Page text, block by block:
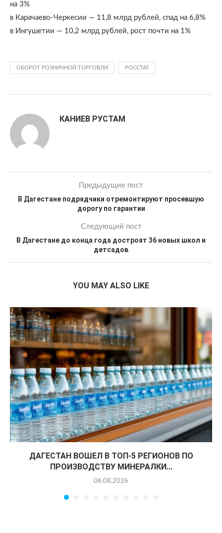
на 3%
в Карачаево-Черкесии — 11,8 млрд рублей, спад на 6,8%
в Ингушетии — 10,2 млрд рублей, рост почти на 1%
ОБОРОТ РОЗНИЧНОЙ ТОРГОВЛИ РОССТАТ
КАНИЕВ РУСТАМ
Предыдущие пост
В Дагестане подрядчики отремонтируют просевшую
дорогу по гарантии
Следующий пост
В Дагестане до конца года достроят 36 новых школ и
детсадов
YOU MAY ALSO LIKE
ДАГЕСТАН ВОШЕЛ В ТОП-5 РЕГИОНОВ ПО
ПРОИЗВОДСТВУ МИНЕРАЛКИ...
06.08.2026